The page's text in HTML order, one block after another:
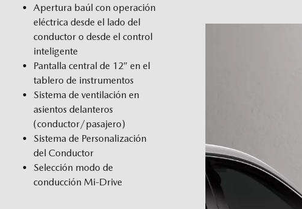
Apertura baúl con operación
eléctrica desde el lado del
conductor o desde el control
inteligente
Pantalla central de 12″ en el
tablero de instrumentos
Sistema de ventilación en
asientos delanteros
(conductor/pasajero)
Sistema de Personalización
del Conductor
Selección modo de
conducción Mi-Drive